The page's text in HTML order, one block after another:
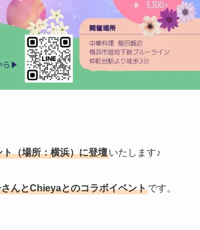
（場所：横浜）に登壇いたします♪
んとChieyaとのコラボイベントです。